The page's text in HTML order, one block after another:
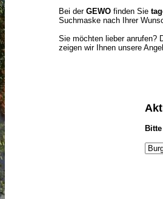
Bei der GEWO finden Sie
Suchmaske nach Ihrer
Sie möchten lieber anrufen?
zeigen wir Ihnen unsere